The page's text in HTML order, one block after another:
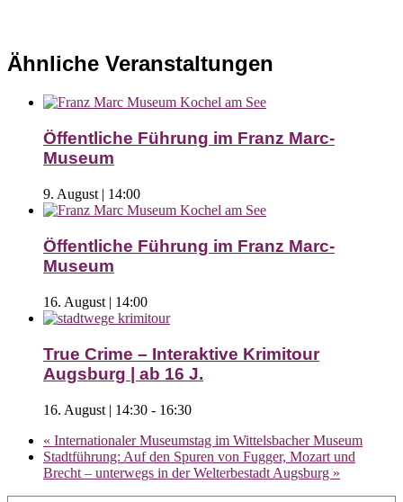
Ähnliche Veranstaltungen
Öffentliche Führung im Franz Marc-
Museum
9. August | 14:00
Öffentliche Führung im Franz Marc-
Museum
16. August | 14:00
True Crime – Interaktive Krimitour
Augsburg | ab 16 J.
16. August | 14:30 - 16:30
« Internationaler Museumstag im Wittelsbacher Museum
Stadtführung: Auf den Spuren von Fugger, Mozart und
Brecht – unterwegs in der Welterbestadt Augsburg »